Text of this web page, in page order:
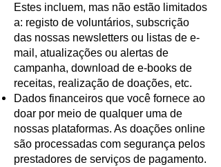
Estes incluem, mas não estão limitados
a: registo de voluntários, subscrição
das nossas newsletters ou listas de e-
mail, atualizações ou alertas de
campanha, download de e-books de
receitas, realização de doações, etc.
Dados financeiros que você fornece ao
doar por meio de qualquer uma de
nossas plataformas. As doações online
são processadas com segurança pelos
prestadores de serviços de pagamento.